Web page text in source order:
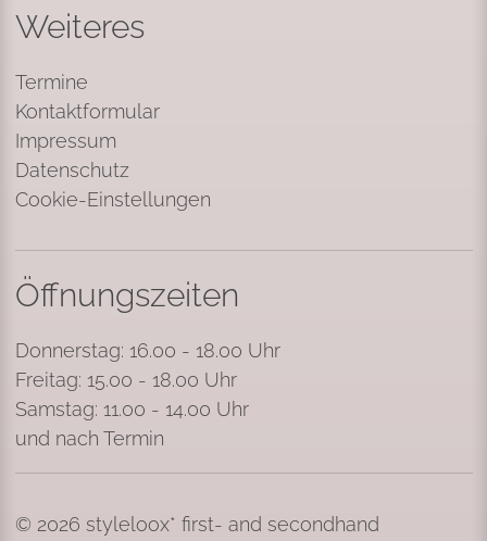
Weiteres
Termine
Kontaktformular
Impressum
Datenschutz
Cookie-Einstellungen
Öffnungszeiten
Donnerstag: 16.00 - 18.00 Uhr
Freitag: 15.00 - 18.00 Uhr
Samstag: 11.00 - 14.00 Uhr
und nach Termin
© 2026 styleloox* first- and secondhand